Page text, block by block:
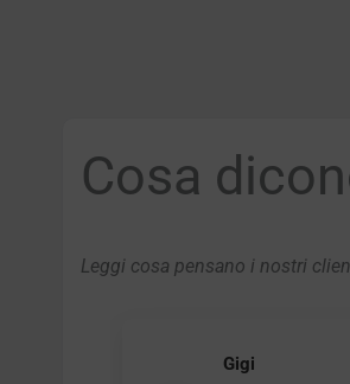
Cosa
Leggi cosa pensano i nostri
Gigi